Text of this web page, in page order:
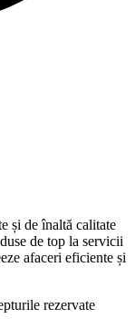
și de înaltă calitate
de top la servicii
afaceri eficiente și
rezervate